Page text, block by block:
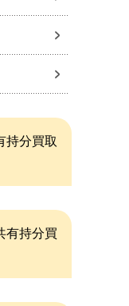
持分買取
有持分買